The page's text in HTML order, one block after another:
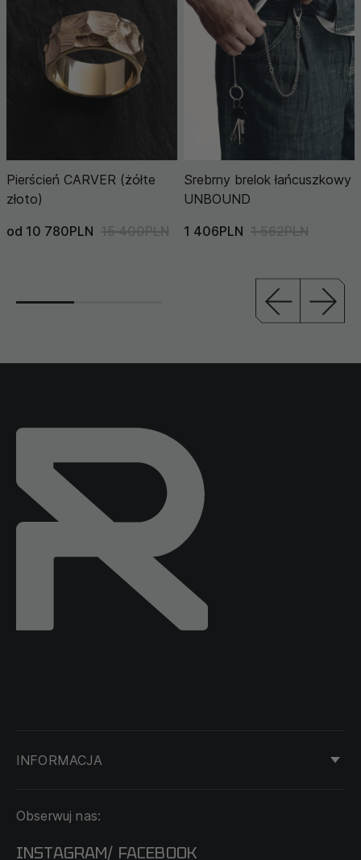
Pierścień CARVER (żółte
złoto)
od 10 780PLN 15 400PLN
Srebrny brelok łańcuszkowy
UNBOUND
1 406PLN 1 562PLN
INFORMACJA
DOSTAWA I PŁATNOŚĆ
Obserwuj nas:
INSTAGRAM/ FACEBOOK